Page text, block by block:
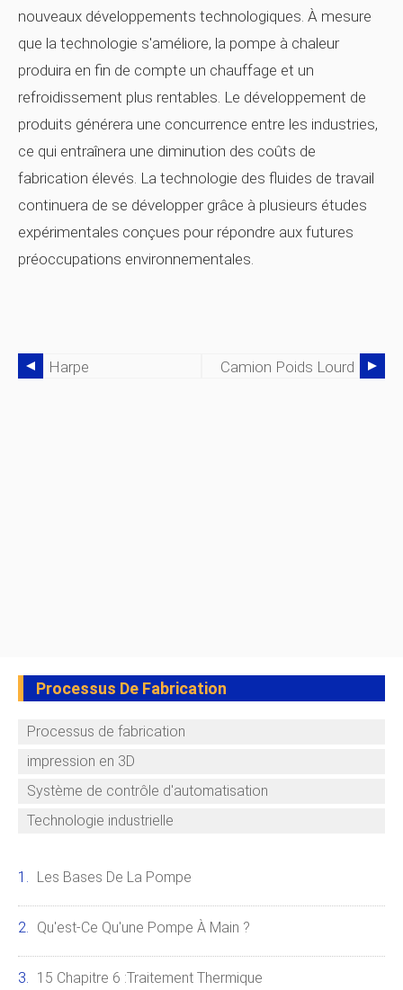
nouveaux développements technologiques. À mesure
que la technologie s'améliore, la pompe à chaleur
produira en fin de compte un chauffage et un
refroidissement plus rentables. Le développement de
produits générera une concurrence entre les industries,
ce qui entraînera une diminution des coûts de
fabrication élevés. La technologie des fluides de travail
continuera de se développer grâce à plusieurs études
expérimentales conçues pour répondre aux futures
préoccupations environnementales.
Harpe Camion Poids Lourd
Processus De Fabrication
Processus de fabrication
impression en 3D
Système de contrôle d'automatisation
Technologie industrielle
Les Bases De La Pompe
Qu'est-Ce Qu'une Pompe À Main ?
15 Chapitre 6 :Traitement Thermique